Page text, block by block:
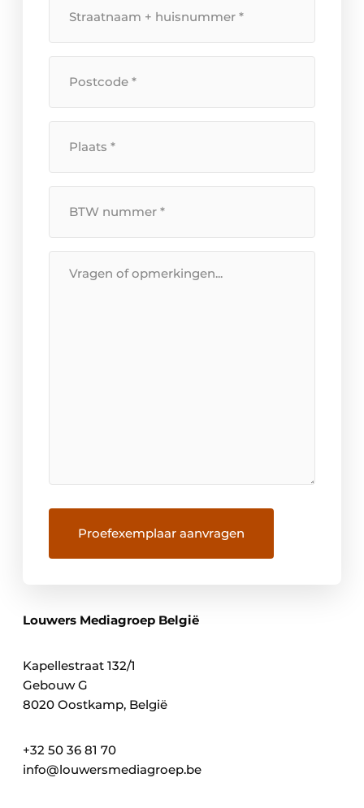
huisnummer
Nummer
*
Louwers Mediagroep België
Kapellestraat 132/1
Gebouw G
8020 Oostkamp, België
+32 50 36 81 70
info@louwersmediagroep.be